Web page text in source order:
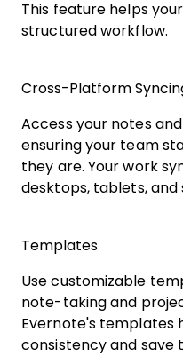
This feature helps
structured workflow.
Cross-Platform
Access your notes
ensuring your team
they are. Your work
desktops, tablets, and
Templates
Use customizable
note-taking and
Evernote's templates
consistency and save